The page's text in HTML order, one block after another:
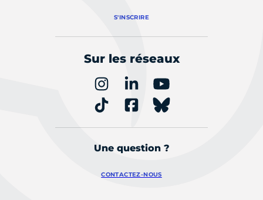
S'INSCRIRE
Sur les réseaux
Une question ?
CONTACTEZ-NOUS